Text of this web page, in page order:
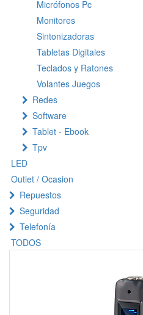
Micrófonos Pc
Monitores
Sintonizadoras
Tabletas Digitales
Teclados y Ratones
Volantes Juegos
Redes
Software
Tablet - Ebook
Tpv
LED
Outlet / Ocasion
Repuestos
Seguridad
Telefonía
TODOS